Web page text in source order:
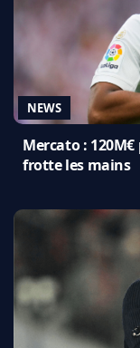
NEWS
Mercato :
frotte les mains